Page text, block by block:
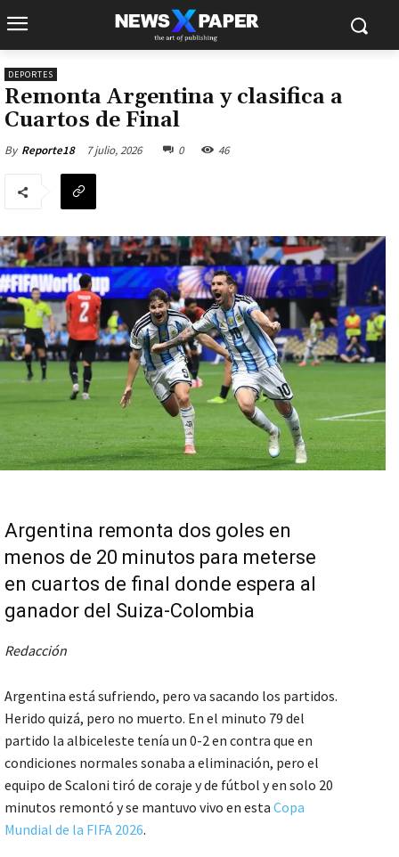
DEPORTES
Remonta Argentina y clasifica a
Cuartos de Final
By Reporte18 7 julio, 2026 0 46
Argentina remonta dos goles en
menos de 20 minutos para meterse
en cuartos de final donde espera al
ganador del Suiza-Colombia
Redacción
Argentina está sufriendo, pero va sacando los partidos.
Herido quizá, pero no muerto. En el minuto 79 del
partido la albiceleste tenía un 0-2 en contra que en
condiciones normales sonaba a eliminación, pero el
equipo de Scaloni tiró de coraje y de fútbol y en solo 20
minutos remontó y se mantuvo vivo en esta Copa
Mundial de la FIFA 2026.